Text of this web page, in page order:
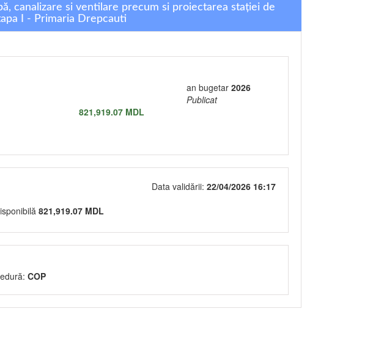
canalizare si ventilare precum si proiectarea stației de
I - Primaria Drepcauti
an bugetar 2026
Publicat
821,919.07 MDL
Data validării: 22/04/2026 16:17
821,919.07 MDL
COP